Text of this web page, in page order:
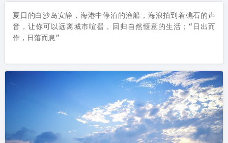
夏日的白沙岛安静，海港中停泊的渔船，海浪拍到着礁石的声
音，让你可以远离城市喧嚣，回归自然惬意的生活；“日出而
作，日落而息”